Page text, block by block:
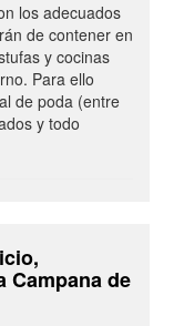
los adecuados
de contener en
y cocinas
Para ello
de poda (entre
y todo
Campana de